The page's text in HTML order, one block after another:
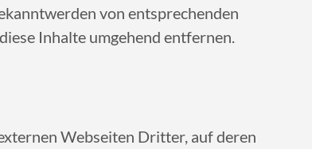
von entsprechenden
Inhalte umgehend entfernen.
Webseiten Dritter, auf deren